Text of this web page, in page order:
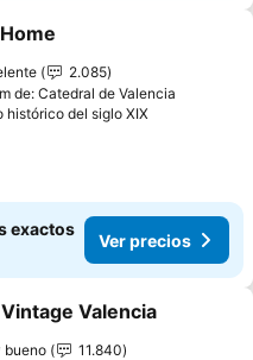
a favoritos
2.085
de: Catedral de Valencia
histórico del siglo XIXVer precios
exactos
Ver precios
a favoritos
Valencia
bueno
11.840